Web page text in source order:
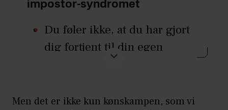
impostor-syndromet
Du føler ikke, at du har gjort
dig fortjent til din egen
Du frygter, at en kollega eller
Men det er ikke kun kønskampen, som vi